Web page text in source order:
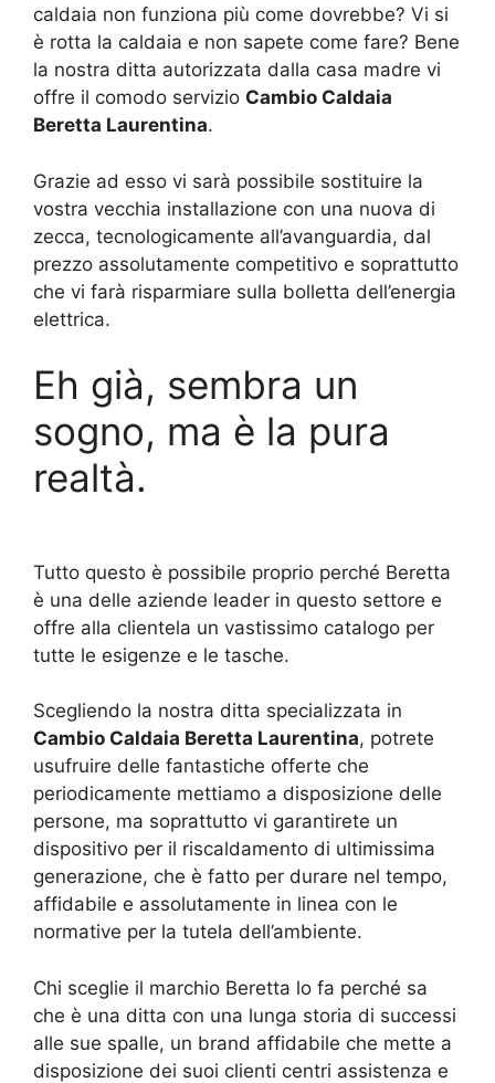
caldaia non funziona più come dovrebbe? Vi si
è rotta la caldaia e non sapete come fare? Bene
la nostra ditta autorizzata dalla casa madre vi
offre il comodo servizio Cambio Caldaia
Beretta Laurentina.
Grazie ad esso vi sarà possibile sostituire la
vostra vecchia installazione con una nuova di
zecca, tecnologicamente all’avanguardia, dal
prezzo assolutamente competitivo e soprattutto
che vi farà risparmiare sulla bolletta dell’energia
elettrica.
Eh già, sembra un
sogno, ma è la pura
realtà.
Tutto questo è possibile proprio perché Beretta
è una delle aziende leader in questo settore e
offre alla clientela un vastissimo catalogo per
tutte le esigenze e le tasche.
Scegliendo la nostra ditta specializzata in
Cambio Caldaia Beretta Laurentina, potrete
usufruire delle fantastiche offerte che
periodicamente mettiamo a disposizione delle
persone, ma soprattutto vi garantirete un
dispositivo per il riscaldamento di ultimissima
generazione, che è fatto per durare nel tempo,
affidabile e assolutamente in linea con le
normative per la tutela dell’ambiente.
Chi sceglie il marchio Beretta lo fa perché sa
che è una ditta con una lunga storia di successi
alle sue spalle, un brand affidabile che mette a
disposizione dei suoi clienti centri assistenza e